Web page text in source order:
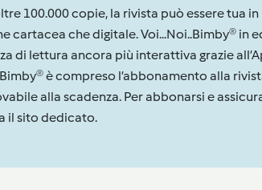
100.000 copie, la rivista può essere tua in
cartacea che digitale. Voi...Noi..Bimby® in
di lettura ancora più interattiva grazie
è compreso l’abbonamento alla
alla scadenza. Per abbonarsi e
il sito dedicato.